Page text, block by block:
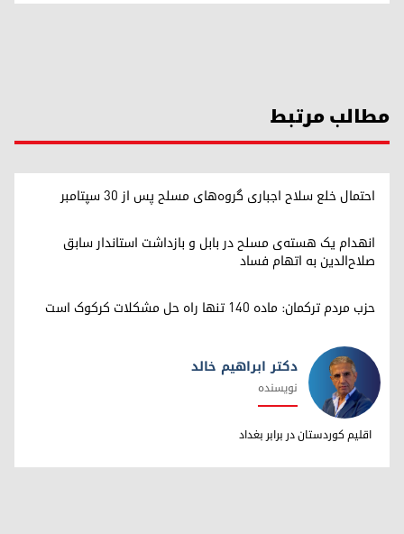
مطالب مرتبط
احتمال خلع سلاح اجباری گروه‌های مسلح پس از ۳۰ سپتامبر
انهدام یک هسته‌ی مسلح در بابل و بازداشت استاندار سابق
صلاح‌الدین به اتهام فساد
حزب مردم ترکمان: ماده ۱۴۰ تنها راه حل مشکلات کرکوک است
دکتر ابراهیم خالد
دکتر ابراهیم خالد
نویسنده
اقلیم کوردستان در برابر بغداد